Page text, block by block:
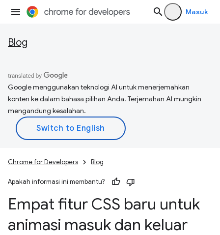
Masuk
Blog
Google menggunakan teknologi AI untuk menerjemahkan
konten ke dalam bahasa pilihan Anda. Terjemahan AI mungkin
mengandung kesalahan.
Chrome for Developers Blog
Apakah informasi ini membantu?
Empat fitur CSS baru untuk
animasi masuk dan keluar